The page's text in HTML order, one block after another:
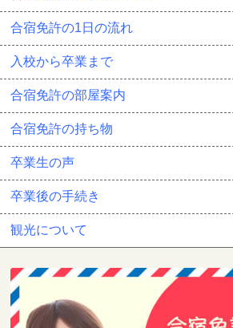
合宿免許の1日の流れ
入校から卒業まで
合宿免許の部屋案内
合宿免許の持ち物
卒業生の声
卒業後の手続き
観光について